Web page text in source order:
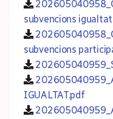
subvencions
subvencions
IGUALTAT.pdf